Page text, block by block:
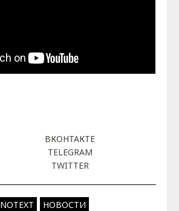
ВКОНТАКТЕ
TELEGRAM
TWITTER
NOTEXT НОВОСТИ